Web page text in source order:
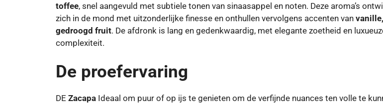
toffee, snel aangevuld met subtiele tonen van sinaasappel en noten. Deze aroma’s
zich in de mond met uitzonderlijke finesse en onthullen vervolgens accenten van
gedroogd fruit. De afdronk is lang en gedenkwaardig, met elegante zoetheid en
complexiteit.
De proefervaring
DE Zacapa Ideaal om puur of op ijs te genieten om de verfijnde nuances ten volle te